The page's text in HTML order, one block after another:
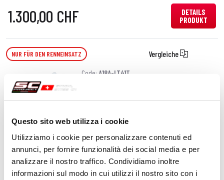
Questo sito web utilizza i cookie
Utilizziamo i cookie per personalizzare contenuti ed
annunci, per fornire funzionalità dei social media e per
analizzare il nostro traffico. Condividiamo inoltre
informazioni sul modo in cui utilizzi il nostro sito con i
1.300,00 CHF
DETAILS
PRODUKT
NUR FÜR DEN RENNEINSATZ Vergleiche
Code: A18A-LT41T
1.270,00 CHF
PRODUKT
NUR FÜR DEN RENNEINSATZ Vergleiche